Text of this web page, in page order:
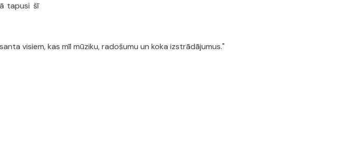
tapusi šī
visiem, kas mīl mūziku, radošumu un koka izstrādājumus."